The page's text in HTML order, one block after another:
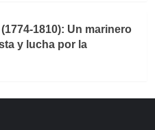
1810): Un marinero
y lucha por la